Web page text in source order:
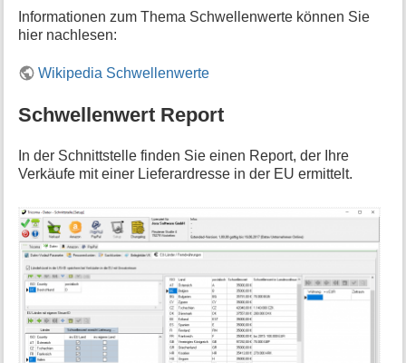
einrichten
a
i
n
o
m
t
i
o
e
n
z
u
Informationen zum Thema Schwellenwerte können Sie
hier nachlesen:
Wikipedia Schwellenwerte
Schwellenwert Report
In der Schnittstelle finden Sie einen Report, der Ihre
Verkäufe mit einer Lieferardresse in der EU ermittelt.